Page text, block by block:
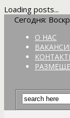
Loading posts...
Сегодня:
О НАС